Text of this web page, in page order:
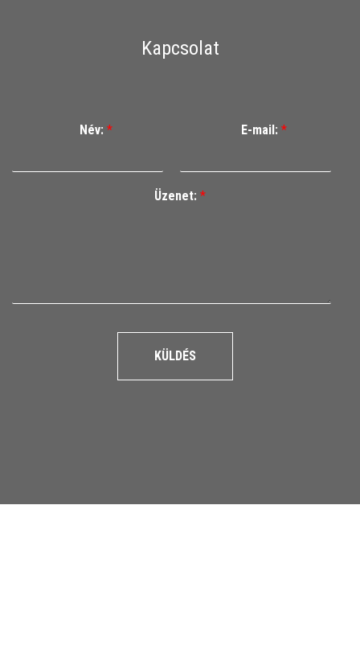
Kapcsolat
Név: * E-mail: *
Üzenet: *
KÜLDÉS